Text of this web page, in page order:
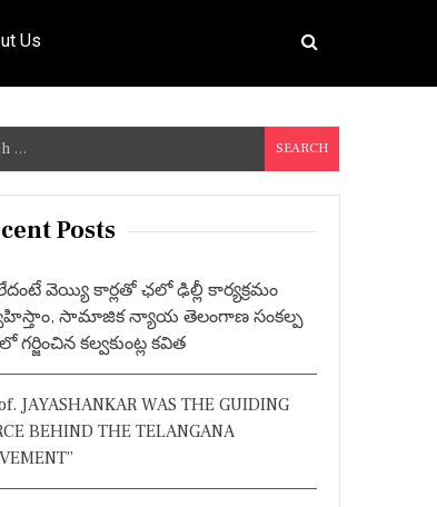
Us
Posts
వెయ్యి కార్లతో ఛలో ఢిల్లీ కార్యక్రమం
సామాజిక న్యాయ తెలంగాణ సంకల్ప
గర్జించిన కల్వకుంట్ల కవిత
JAYASHANKAR WAS THE GUIDING
BEHIND THE TELANGANA